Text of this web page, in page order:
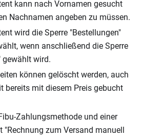
kann nach Vornamen gesucht
Nachnamen angeben zu müssen.
wird die Sperre "Bestellungen"
wenn anschließend die Sperre
gewählt wird.
können gelöscht werden, auch
bereits mit diesem Preis gebucht
Zahlungsmethode und einer
"Rechnung zum Versand manuell